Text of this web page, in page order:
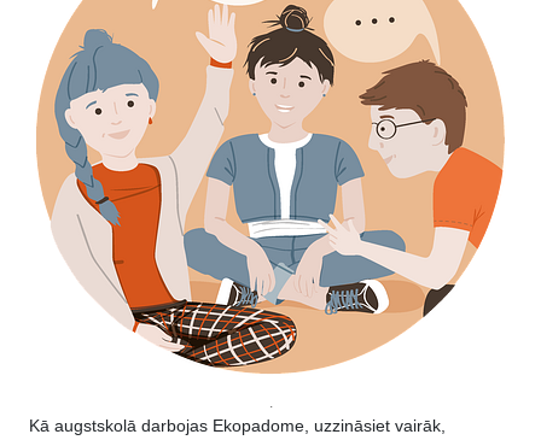
.
Kā augstskolā darbojas Ekopadome, uzzināsiet vairāk,